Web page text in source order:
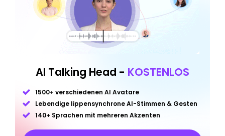
AI Talking Head - KOSTENLOS
1500+ verschiedenen AI Avatare
Lebendige lippensynchrone AI-Stimmen & Gesten
140+ Sprachen mit mehreren Akzenten